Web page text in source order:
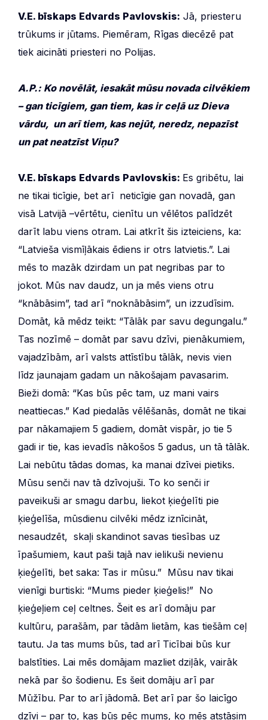
V.E. bīskaps Edvards Pavlovskis: Jā, priesteru
trūkums ir jūtams. Piemēram, Rīgas diecēzē pat
tiek aicināti priesteri no Polijas.
A.P.: Ko novēlāt, iesakāt mūsu novada cilvēkiem
– gan ticīgiem, gan tiem, kas ir ceļā uz Dieva
vārdu, un arī tiem, kas nejūt, neredz, nepazīst
un pat neatzīst Viņu?
V.E. bīskaps Edvards Pavlovskis: Es gribētu, lai
ne tikai ticīgie, bet arī neticīgie gan novadā, gan
visā Latvijā –vērtētu, cienītu un vēlētos palīdzēt
darīt labu viens otram. Lai atkrīt šis izteiciens, ka:
“Latvieša vismīļākais ēdiens ir otrs latvietis.”. Lai
mēs to mazāk dzirdam un pat negribas par to
jokot. Mūs nav daudz, un ja mēs viens otru
“knābāsim”, tad arī “noknābāsim”, un izzudīsim.
Domāt, kā mēdz teikt: “Tālāk par savu degungalu.”
Tas nozīmē – domāt par savu dzīvi, pienākumiem,
vajadzībām, arī valsts attīstību tālāk, nevis vien
līdz jaunajam gadam un nākošajam pavasarim.
Bieži domā: “Kas būs pēc tam, uz mani vairs
neattiecas.” Kad piedalās vēlēšanās, domāt ne tikai
par nākamajiem 5 gadiem, domāt vispār, jo tie 5
gadi ir tie, kas ievadīs nākošos 5 gadus, un tā tālāk.
Lai nebūtu tādas domas, ka manai dzīvei pietiks.
Mūsu senči nav tā dzīvojuši. To ko senči ir
paveikuši ar smagu darbu, liekot ķieģelīti pie
ķieģelīša, mūsdienu cilvēki mēdz iznīcināt,
nesaudzēt, skaļi skandinot savas tiesības uz
īpašumiem, kaut paši tajā nav ielikuši nevienu
ķieģelīti, bet saka: Tas ir mūsu.” Mūsu nav tikai
vienīgi burtiski: “Mums pieder ķieģelis!” No
ķieģeļiem ceļ celtnes. Šeit es arī domāju par
kultūru, parašām, par tādām lietām, kas tiešām ceļ
tautu. Ja tas mums būs, tad arī Ticībai būs kur
balstīties. Lai mēs domājam mazliet dziļāk, vairāk
nekā par šo šodienu. Es šeit domāju arī par
Mūžību. Par to arī jādomā. Bet arī par šo laicīgo
dzīvi – par to, kas būs pēc mums, ko mēs atstāsim